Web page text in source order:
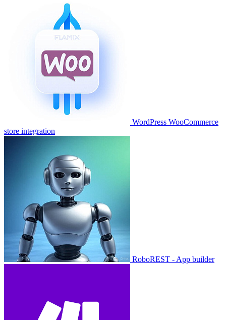
WordPress WooCommerce
store integration
RoboREST - App builder